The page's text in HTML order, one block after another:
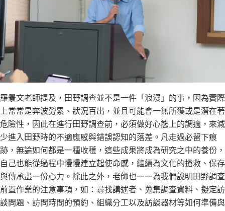
羅景文老師提及，田野調查並不是一件「浪漫」的事，因為實際
上常常是奔波勞累、狀況百出，並且可能會一無所獲或是潛在著
危險性，因此在進行田野調查前，必須做好心態上的調適，來減
少進入田野時的不適應感與錯誤認知的落差。凡走過必留下痕
跡，無論如何都是一種收穫，這些成果將成為研究之中的養份，
自己也能從過程中慢慢建立起使命感，繼續為文化的搶救、保存
與傳承盡一份心力。除此之外，老師也一一為我們說明田野調查
前置作業的注意事項，如：尋找講述者、蒐集調查資料、擬定訪
談問題、訪問時間的預約、組織分工以及訪談器材等如何準備與